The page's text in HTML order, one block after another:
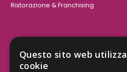
Ristorazione & Franchising
Aree Attività Civile
Tutele del Credito
Questo sito web utilizza
cookie